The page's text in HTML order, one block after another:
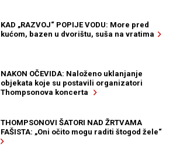
KAD „RAZVOJ“ POPIJE VODU: More pred
kućom, bazen u dvorištu, suša na vratima
NAKON OČEVIDA: Naloženo uklanjanje
objekata koje su postavili organizatori
Thompsonova koncerta
THOMPSONOVI ŠATORI NAD ŽRTVAMA
FAŠISTA: „Oni očito mogu raditi štogod žele“